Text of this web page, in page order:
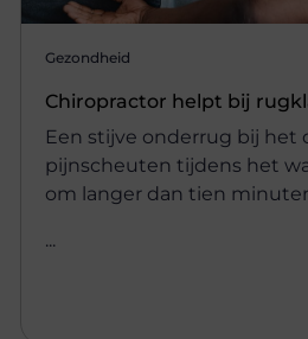
Gezondheid
Chiropractor helpt bij
Een stijve onderrug bij het
pijnscheuten tijdens het
om langer dan tien
...